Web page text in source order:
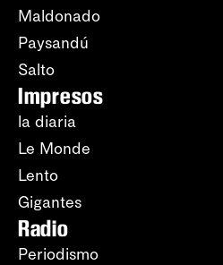
Maldonado
Paysandú
Salto
Impresos
la diaria
Le Monde
Lento
Gigantes
Radio
Periodismo